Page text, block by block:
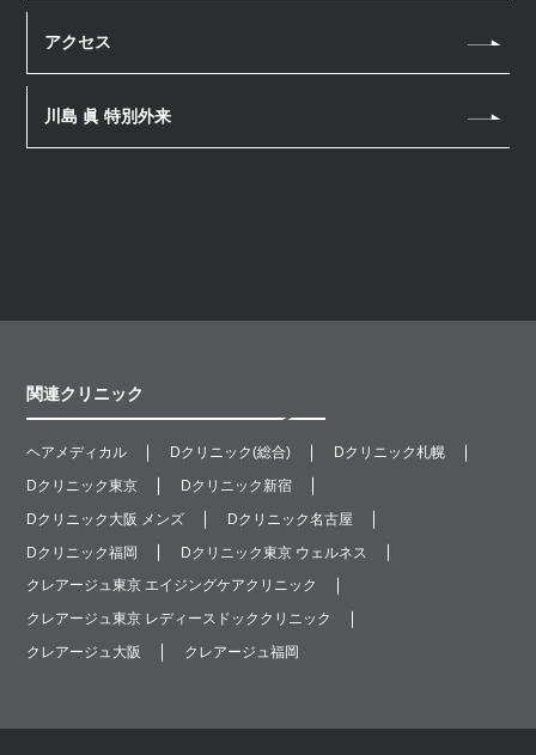
アクセス
川島 眞 特別外来
関連クリニック
ヘアメディカル Dクリニック(総合)
Dクリニック札幌
Dクリニック東京
Dクリニック新宿
Dクリニック大阪 メンズ
Dクリニック名古屋
Dクリニック福岡
Dクリニック東京 ウェルネス
クレアージュ東京 エイジングケアクリニック
クレアージュ東京 レディースドッククリニック
クレアージュ大阪
クレアージュ福岡